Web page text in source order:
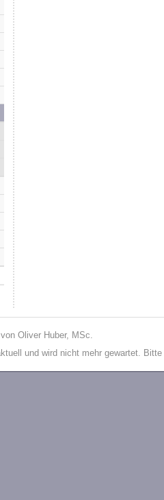
Oliver Huber, MSc.
und wird nicht mehr gewartet.